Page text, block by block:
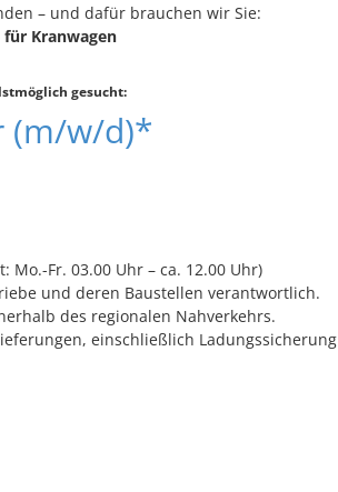
– und dafür brauchen wir Sie:
Kranwagen
gesucht:
(m/w/d)*
Mo.-Fr. 03.00 Uhr – ca. 12.00 Uhr)
und deren Baustellen verantwortlich.
des regionalen Nahverkehrs.
einschließlich Ladungssicherung